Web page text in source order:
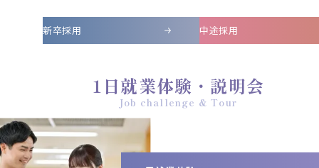
新卒採用 中途採用
1日就業体験・説明会